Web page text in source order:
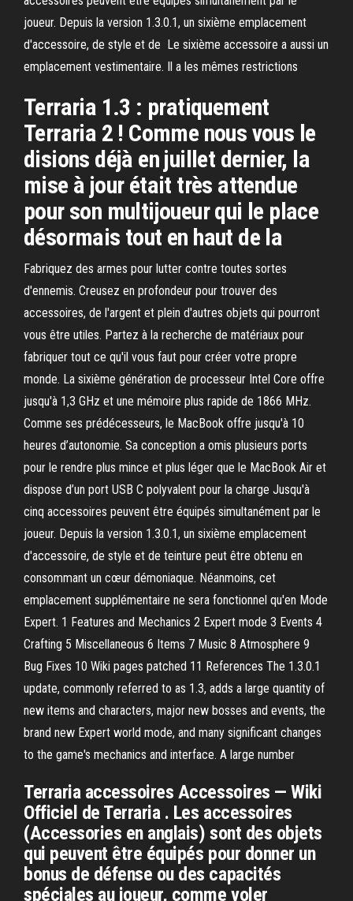
joueur. Depuis la version 1.3.0.1, un sixième emplacement
d'accessoire, de style et de Le sixième accessoire a aussi un
emplacement vestimentaire. Il a les mêmes restrictions
Terraria 1.3 : pratiquement
Terraria 2 ! Comme nous vous le
disions déjà en juillet dernier, la
mise à jour était très attendue
pour son multijoueur qui le place
désormais tout en haut de la
Fabriquez des armes pour lutter contre toutes sortes
d'ennemis. Creusez en profondeur pour trouver des
accessoires, de l'argent et plein d'autres objets qui pourront
vous être utiles. Partez à la recherche de matériaux pour
fabriquer tout ce qu'il vous faut pour créer votre propre
monde. La sixième génération de processeur Intel Core offre
jusqu'à 1,3 GHz et une mémoire plus rapide de 1866 MHz.
Comme ses prédécesseurs, le MacBook offre jusqu'à 10
heures d’autonomie. Sa conception a omis plusieurs ports
pour le rendre plus mince et plus léger que le MacBook Air et
dispose d’un port USB C polyvalent pour la charge Jusqu'à
cinq accessoires peuvent être équipés simultanément par le
joueur. Depuis la version 1.3.0.1, un sixième emplacement
d'accessoire, de style et de teinture peut être obtenu en
consommant un cœur démoniaque. Néanmoins, cet
emplacement supplémentaire ne sera fonctionnel qu'en Mode
Expert. 1 Features and Mechanics 2 Expert mode 3 Events 4
Crafting 5 Miscellaneous 6 Items 7 Music 8 Atmosphere 9
Bug Fixes 10 Wiki pages patched 11 References The 1.3.0.1
update, commonly referred to as 1.3, adds a large quantity of
new items and characters, major new bosses and events, the
brand new Expert world mode, and many significant changes
to the game's mechanics and interface. A large number
Terraria accessoires Accessoires — Wiki
Officiel de Terraria . Les accessoires
(Accessories en anglais) sont des objets
qui peuvent être équipés pour donner un
bonus de défense ou des capacités
spéciales au joueur, comme voler